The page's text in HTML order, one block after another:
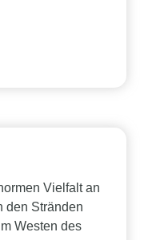
Vielfalt an
den Stränden
Westen des